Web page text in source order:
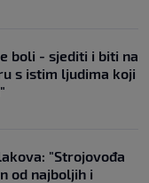
boli - sjediti i biti na
s istim ljudima koji
"Strojovođa
od najboljih i